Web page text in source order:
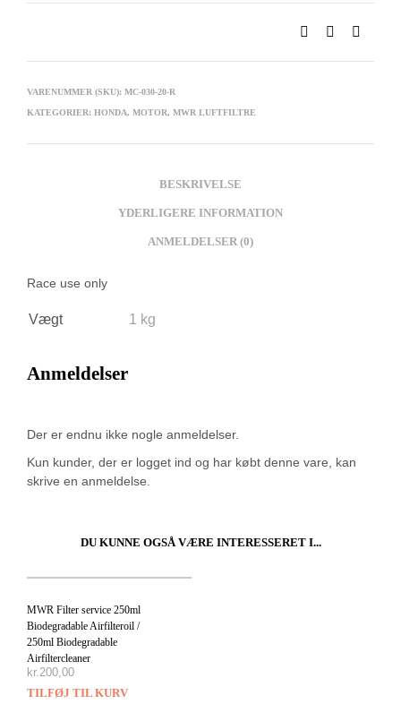
VARENUMMER (SKU): MC-030-20-R
KATEGORIER: HONDA, MOTOR, MWR LUFTFILTRE
BESKRIVELSE
YDERLIGERE INFORMATION
ANMELDELSER (0)
Race use only
Vægt 1 kg
Anmeldelser
Der er endnu ikke nogle anmeldelser.
Kun kunder, der er logget ind og har købt denne vare, kan
skrive en anmeldelse.
DU KUNNE OGSÅ VÆRE INTERESSERET I...
MWR Filter service 250ml
Biodegradable Airfilteroil /
250ml Biodegradable
Airfiltercleaner
kr.200,00
TILFØJ TIL KURV